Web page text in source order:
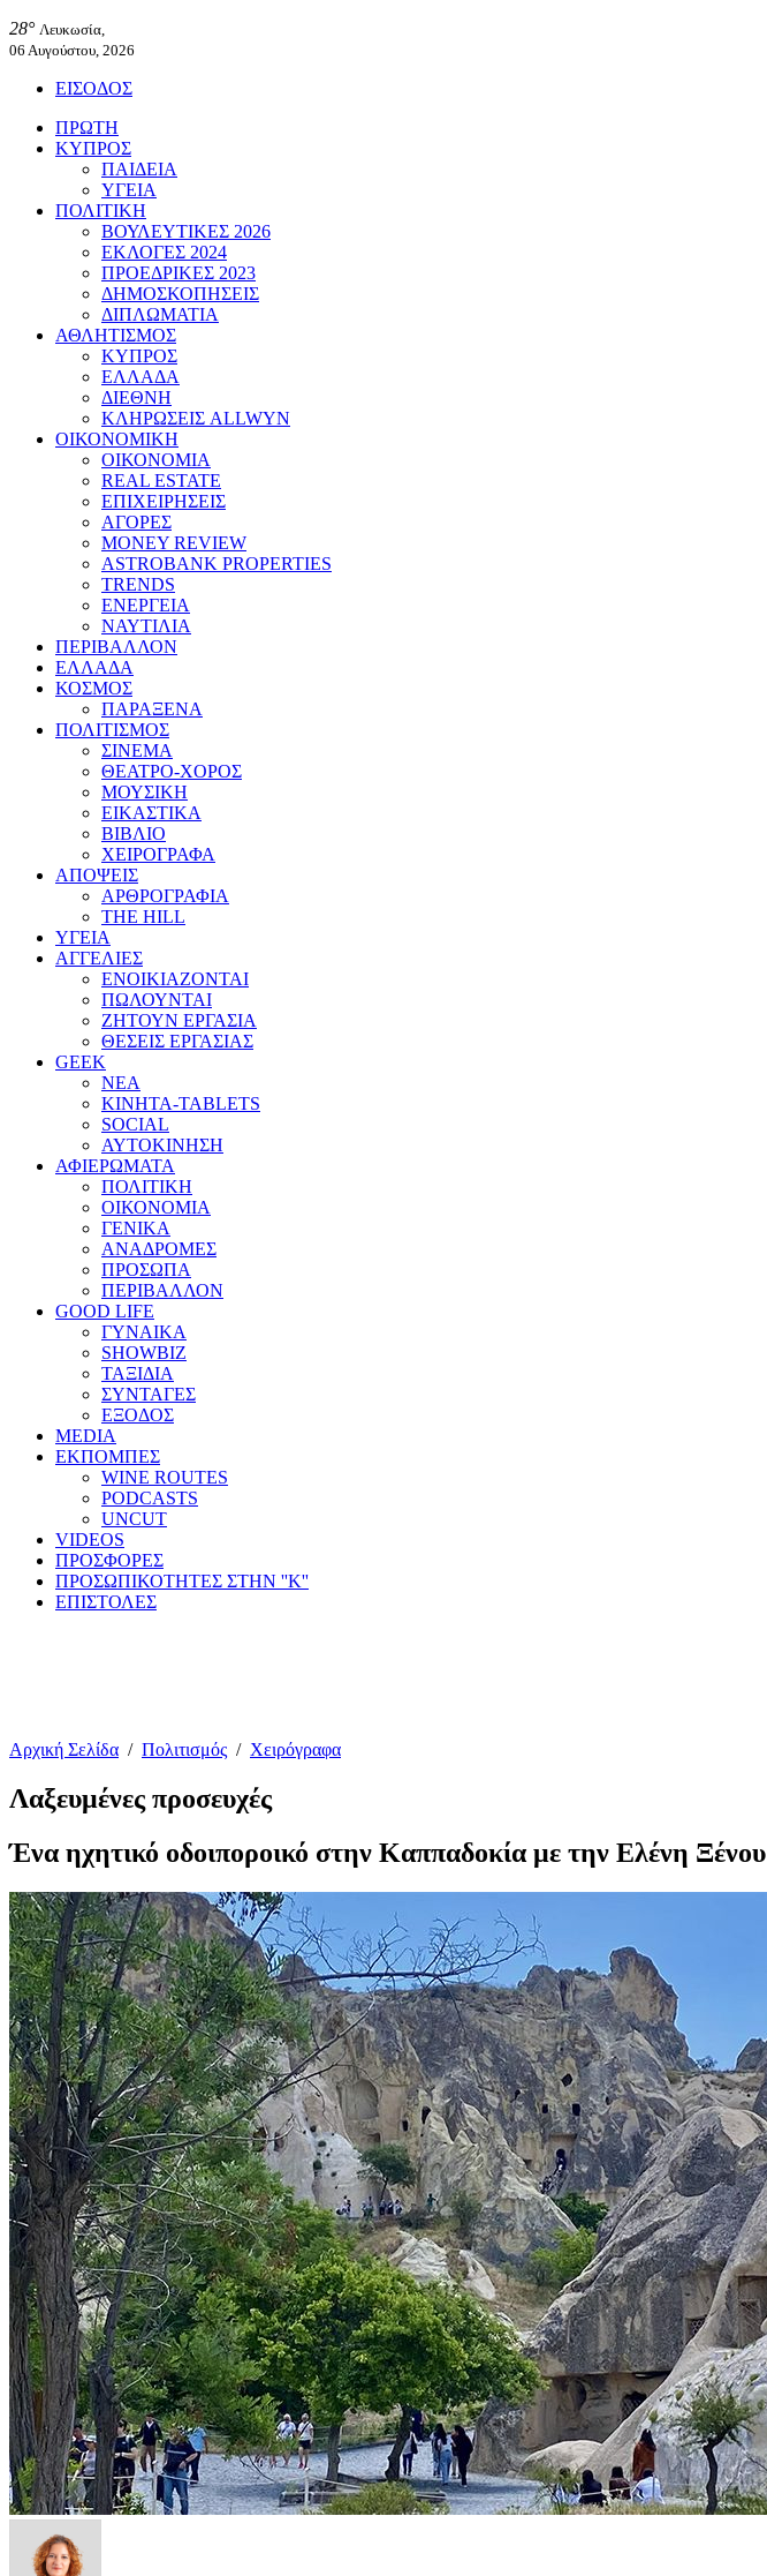
28° Λευκωσία,
06 Αυγούστου, 2026
ΕΙΣΟΔΟΣ
ΠΡΩΤΗ
ΚΥΠΡΟΣ
ΠΑΙΔΕΙΑ
ΥΓΕΙΑ
ΠΟΛΙΤΙΚΗ
ΒΟΥΛΕΥΤΙΚΕΣ 2026
ΕΚΛΟΓΕΣ 2024
ΠΡΟΕΔΡΙΚΕΣ 2023
ΔΗΜΟΣΚΟΠΗΣΕΙΣ
ΔΙΠΛΩΜΑΤΙΑ
ΑΘΛΗΤΙΣΜΟΣ
ΚΥΠΡΟΣ
ΕΛΛΑΔΑ
ΔΙΕΘΝΗ
ΚΛΗΡΩΣΕΙΣ ALLWYN
ΟΙΚΟΝΟΜΙΚΗ
ΟΙΚΟΝΟΜΙΑ
REAL ESTATE
ΕΠΙΧΕΙΡΗΣΕΙΣ
ΑΓΟΡΕΣ
MONEY REVIEW
ASTROBANK PROPERTIES
TRENDS
ΕΝΕΡΓΕΙΑ
ΝΑΥΤΙΛΙΑ
ΠΕΡΙΒΑΛΛΟΝ
ΕΛΛΑΔΑ
ΚΟΣΜΟΣ
ΠΑΡΑΞΕΝΑ
ΠΟΛΙΤΙΣΜΟΣ
ΣΙΝΕΜΑ
ΘΕΑΤΡΟ-ΧΟΡΟΣ
ΜΟΥΣΙΚΗ
ΕΙΚΑΣΤΙΚΑ
ΒΙΒΛΙΟ
ΧΕΙΡΟΓΡΑΦΑ
ΑΠΟΨΕΙΣ
ΑΡΘΡΟΓΡΑΦΙΑ
THE HILL
ΥΓΕΙΑ
ΑΓΓΕΛΙΕΣ
ΕΝΟΙΚΙΑΖΟΝΤΑΙ
ΠΩΛΟΥΝΤΑΙ
ΖΗΤΟΥΝ ΕΡΓΑΣΙΑ
ΘΕΣΕΙΣ ΕΡΓΑΣΙΑΣ
GEEK
ΝΕΑ
ΚΙΝΗΤΑ-TABLETS
SOCIAL
ΑΥΤΟΚΙΝΗΣΗ
ΑΦΙΕΡΩΜΑΤΑ
ΠΟΛΙΤΙΚΗ
ΟΙΚΟΝΟΜΙΑ
ΓΕΝΙΚΑ
ΑΝΑΔΡΟΜΕΣ
ΠΡΟΣΩΠΑ
ΠΕΡΙΒΑΛΛΟΝ
GOOD LIFE
ΓΥΝΑΙΚΑ
SHOWBIZ
ΤΑΞΙΔΙΑ
ΣΥΝΤΑΓΕΣ
ΕΞΟΔΟΣ
MEDIA
ΕΚΠΟΜΠΕΣ
WINE ROUTES
PODCASTS
UNCUT
VIDEOS
ΠΡΟΣΦΟΡΕΣ
ΠΡΟΣΩΠΙΚΟΤΗΤΕΣ ΣΤΗΝ ''Κ''
ΕΠΙΣΤΟΛΕΣ
Αρχική Σελίδα / Πολιτισμός / Χειρόγραφα
Λαξευμένες προσευχές
Ένα ηχητικό οδοιποροικό στην Καππαδοκία με την Ελένη Ξένου